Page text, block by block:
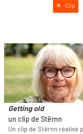
✕ Clip
Getting old
un clip de Stërnn
Un clip de Stërnn réalisé